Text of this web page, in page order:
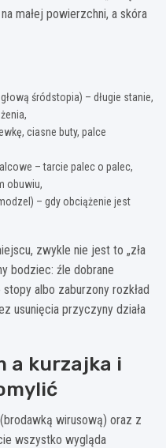
małej powierzchni, a skóra
śródstopia) – długie stanie,
ciasne buty, palce
– tarcie palec o palec,
obuwiu,
– gdy obciążenie jest
zwykle nie jest to „zła
bodziec: źle dobrane
albo zaburzony rozkład
usunięcia przyczyny działa
a kurzajka i
wirusową) oraz z
wszystko wygląda